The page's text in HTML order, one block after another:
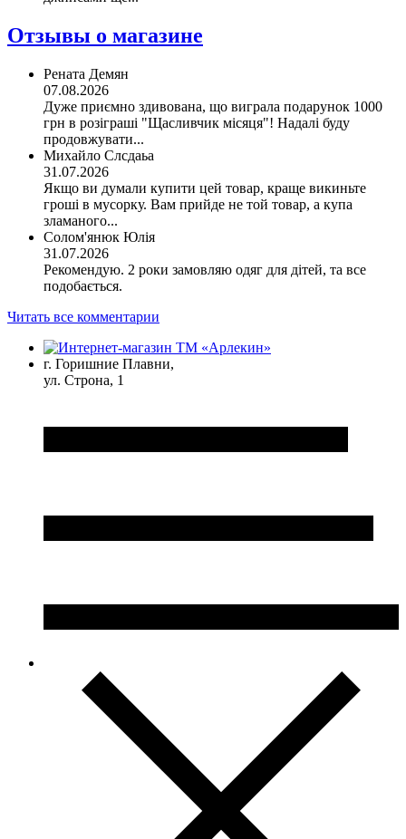
Отзывы о магазине
Рената Демян
07.08.2026
Дуже приємно здивована, що виграла подарунок 1000
грн в розіграші "Щасливчик місяця"! Надалі буду
продовжувати...
Михайло Слсдаьа
31.07.2026
Якщо ви думали купити цей товар, краще викиньте
гроші в мусорку. Вам прийде не той товар, а купа
зламаного...
Солом'янюк Юлія
31.07.2026
Рекомендую. 2 роки замовляю одяг для дітей, та все
подобається.
Читать все комментарии
г. Горишние Плавни,
ул. Строна, 1